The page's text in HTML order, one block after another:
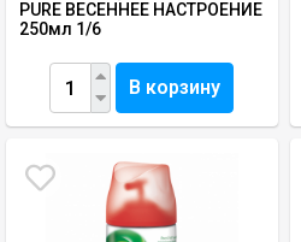
PURE ВЕСЕННЕЕ НАСТРОЕНИЕ
250мл 1/6
В корзину